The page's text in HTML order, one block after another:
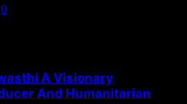
0
A Visionary
And Humanitarian